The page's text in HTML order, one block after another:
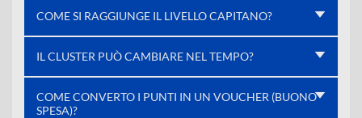
COME SI RAGGIUNGE IL LIVELLO CAPITANO?
IL CLUSTER PUÒ CAMBIARE NEL TEMPO?
COME CONVERTO I PUNTI IN UN VOUCHER (BUONO
SPESA)?